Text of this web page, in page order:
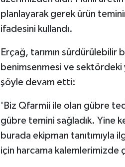
planlayarak gerek ürün
ifadesini kullandı.
Erçağ, tarımın
benimsenmesi ve sektördeki
şöyle devam etti:
'Biz Qfarmii ile olan gübre
gübre temini sağladık. Yine
burada ekipman tanıtımıyla
için harcama kalemlerimizde